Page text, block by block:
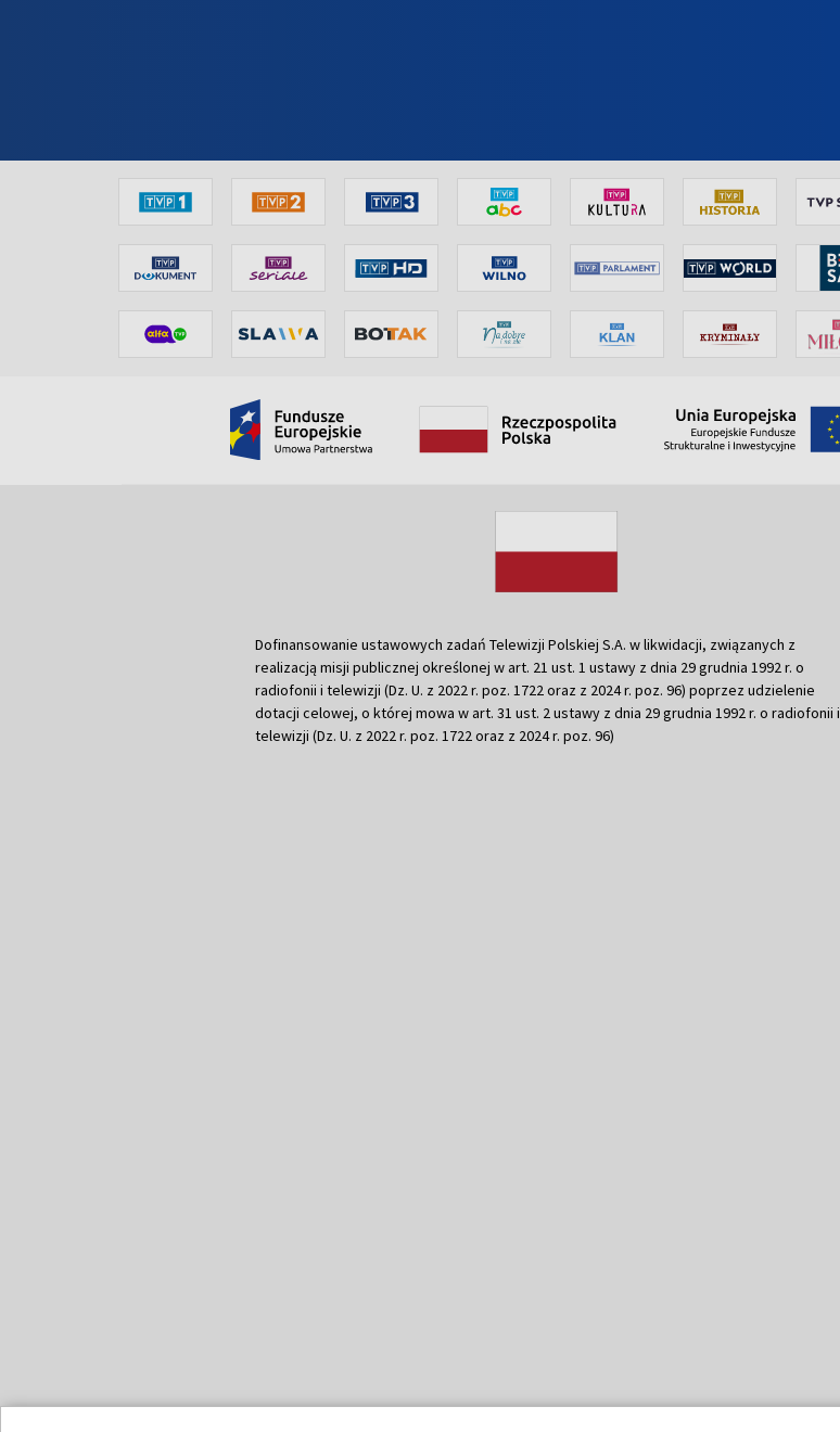
Dofinansowanie ustawowych zadań Telewizji Polskiej S.A. w likwidacji, związanych z
realizacją misji publicznej określonej w art. 21 ust. 1 ustawy z dnia 29 grudnia 1992 r. o
radiofonii i telewizji (Dz. U. z 2022 r. poz. 1722 oraz z 2024 r. poz. 96) poprzez udzielenie
dotacji celowej, o której mowa w art. 31 ust. 2 ustawy z dnia 29 grudnia 1992 r. o radiofonii i
telewizji (Dz. U. z 2022 r. poz. 1722 oraz z 2024 r. poz. 96)